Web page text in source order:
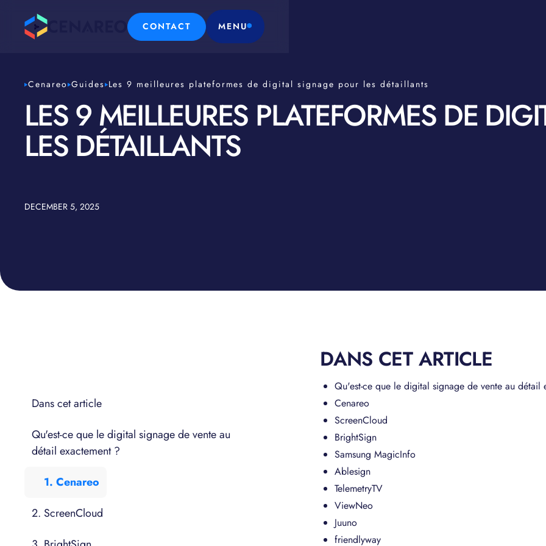
CONTACT MENU
Cenareo Guides Les 9 meilleures plateformes de digital signage pour les détaillants
LES 9 MEILLEURES PLATEFORMES DE
LES DÉTAILLANTS
DECEMBER 5, 2025
Dans cet article
Qu'est-ce que le digital signage de vente au
détail exactement ?
1. Cenareo
2. ScreenCloud
DANS CET ARTICLE
Qu'est-ce que le digital signage de vente au détail
Cenareo
ScreenCloud
BrightSign
Samsung MagicInfo
Ablesign
TelemetryTV
ViewNeo
Juuno
friendlyway